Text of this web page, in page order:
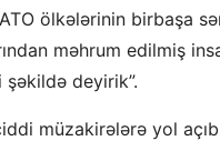
ölkələrinin birbaşa
məhrum edilmiş
şəkildə deyirik”.
müzakirələrə yol